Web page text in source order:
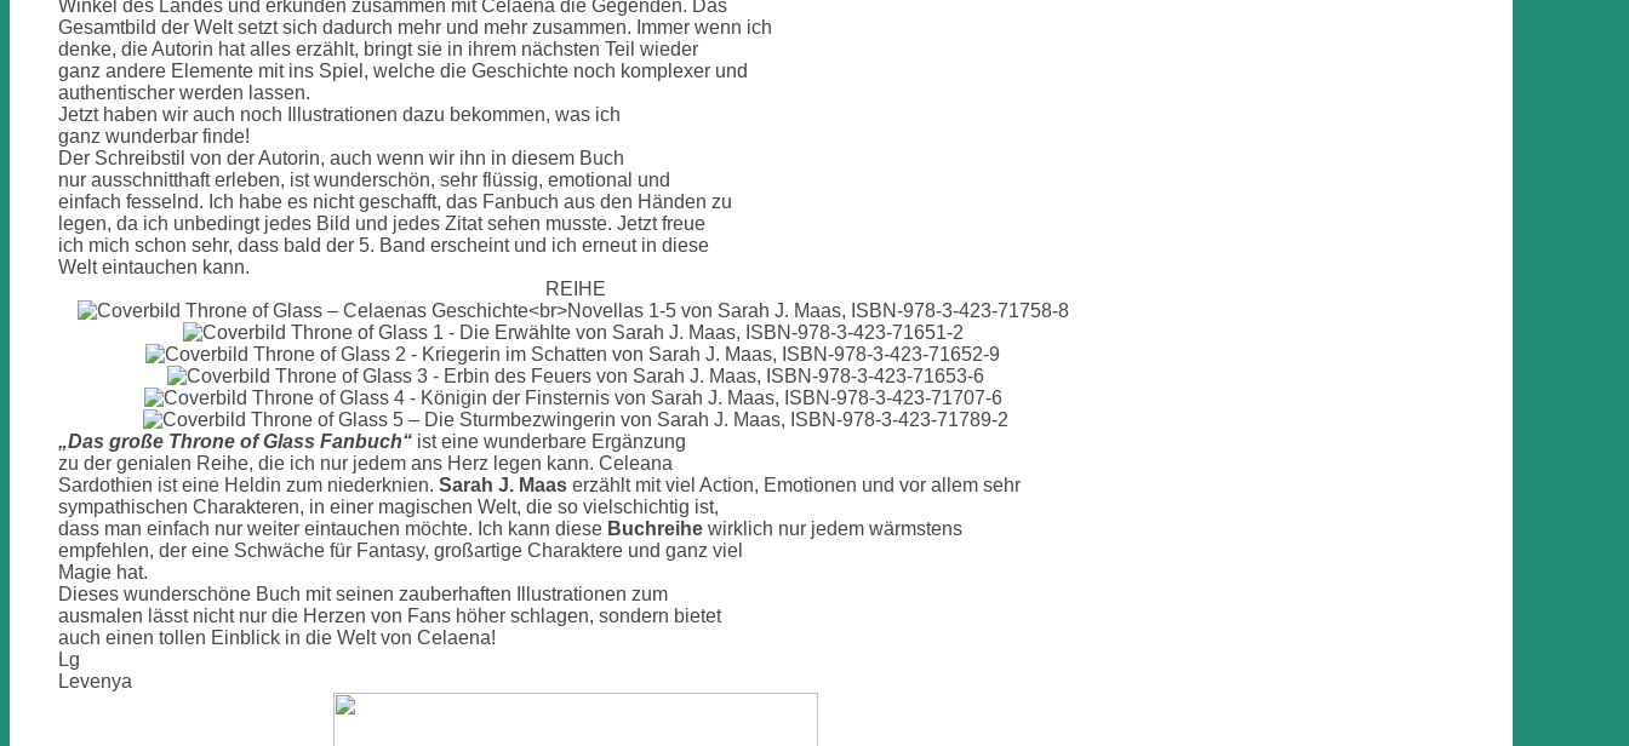
Winkel des Landes und erkunden zusammen mit Celaena die Gegenden. Das
Gesamtbild der Welt setzt sich dadurch mehr und mehr zusammen. Immer wenn ich
denke, die Autorin hat alles erzählt, bringt sie in ihrem nächsten Teil wieder
ganz andere Elemente mit ins Spiel, welche die Geschichte noch komplexer und
authentischer werden lassen.
Jetzt haben wir auch noch Illustrationen dazu bekommen, was ich
ganz wunderbar finde!
Der Schreibstil von der Autorin, auch wenn wir ihn in diesem Buch
nur ausschnitthaft erleben, ist wunderschön, sehr flüssig, emotional und
einfach fesselnd. Ich habe es nicht geschafft, das Fanbuch aus den Händen zu
legen, da ich unbedingt jedes Bild und jedes Zitat sehen musste. Jetzt freue
ich mich schon sehr, dass bald der 5. Band erscheint und ich erneut in diese
Welt eintauchen kann.
REIHE
„Das große Throne of Glass Fanbuch“ ist eine wunderbare Ergänzung
zu der genialen Reihe, die ich nur jedem ans Herz legen kann. Celeana
Sardothien ist eine Heldin zum niederknien. Sarah J. Maas erzählt mit viel Action, Emotionen und vor allem sehr
sympathischen Charakteren, in einer magischen Welt, die so vielschichtig ist,
dass man einfach nur weiter eintauchen möchte. Ich kann diese Buchreihe wirklich nur jedem wärmstens
empfehlen, der eine Schwäche für Fantasy, großartige Charaktere und ganz viel
Magie hat.
Dieses wunderschöne Buch mit seinen zauberhaften Illustrationen zum
ausmalen lässt nicht nur die Herzen von Fans höher schlagen, sondern bietet
auch einen tollen Einblick in die Welt von Celaena!
Lg
Levenya